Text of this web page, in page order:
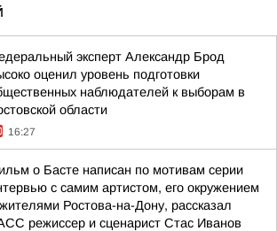
эксперт Александр Брод
оценил уровень подготовки
наблюдателей к выборам в
области
16:27
о Басте написан по мотивам серии
с самим артистом, его окружением
Ростова-на-Дону, рассказал
режиссер и сценарист Стас Иванов